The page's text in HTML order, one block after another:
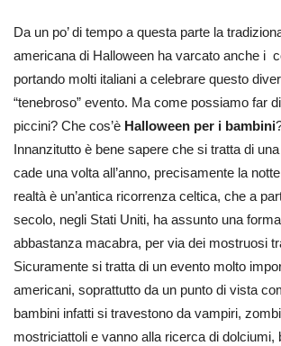
Da un po’ di tempo a questa parte la
americana di Halloween ha varcato anche i
portando molti italiani a celebrare questo
“tenebroso” evento. Ma come possiamo far
piccini? Che cos’è Halloween per i bambini
Innanzitutto è bene sapere che si tratta di
cade una volta all’anno, precisamente la
realtà è un’antica ricorrenza celtica, che a
secolo, negli Stati Uniti, ha assunto una
abbastanza macabra, per via dei mostruosi
Sicuramente si tratta di un evento molto
americani, soprattutto da un punto di vista
bambini infatti si travestono da vampiri,
mostriciattoli e vanno alla ricerca di dolciumi,